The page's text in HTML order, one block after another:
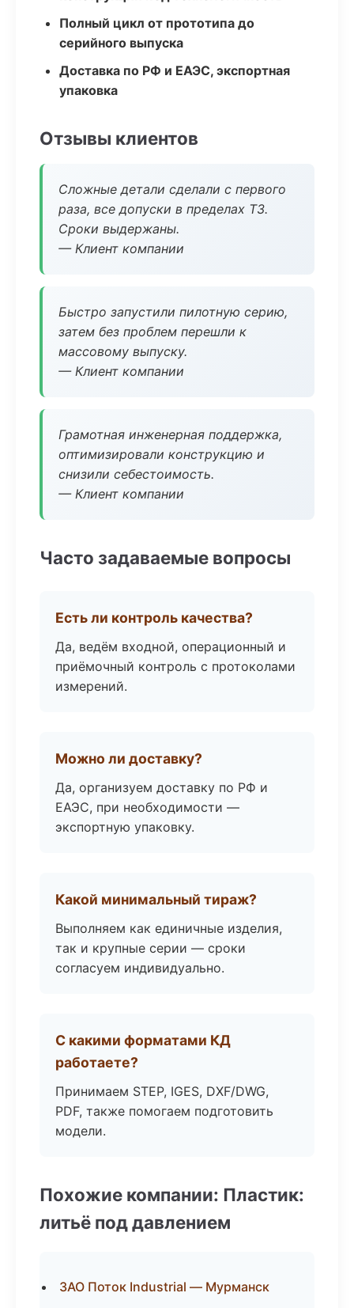
Полный цикл от прототипа до
серийного выпуска
Доставка по РФ и ЕАЭС, экспортная
упаковка
Отзывы клиентов
Сложные детали сделали с первого
раза, все допуски в пределах ТЗ.
Сроки выдержаны.
— Клиент компании
Быстро запустили пилотную серию,
затем без проблем перешли к
массовому выпуску.
— Клиент компании
Грамотная инженерная поддержка,
оптимизировали конструкцию и
снизили себестоимость.
— Клиент компании
Часто задаваемые вопросы
Есть ли контроль качества?
Да, ведём входной, операционный и
приёмочный контроль с протоколами
измерений.
Можно ли доставку?
Да, организуем доставку по РФ и
ЕАЭС, при необходимости —
экспортную упаковку.
Какой минимальный тираж?
Выполняем как единичные изделия,
так и крупные серии — сроки
согласуем индивидуально.
С какими форматами КД
работаете?
Принимаем STEP, IGES, DXF/DWG,
PDF, также помогаем подготовить
модели.
Похожие компании: Пластик:
литьё под давлением
ЗАО Поток Industrial — Мурманск